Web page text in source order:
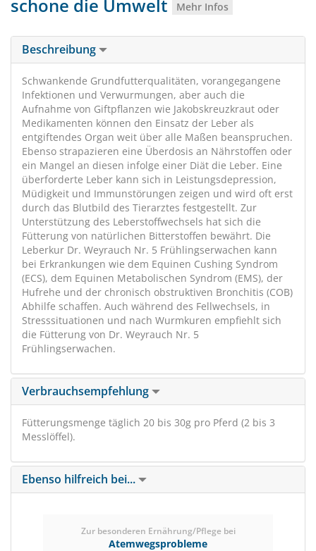
schone die Umwelt Mehr Infos
Beschreibung
Schwankende Grundfutterqualitäten, vorangegangene
Infektionen und Verwurmungen, aber auch die
Aufnahme von Giftpflanzen wie Jakobskreuzkraut oder
Medikamenten können den Einsatz der Leber als
entgiftendes Organ weit über alle Maßen beanspruchen.
Ebenso strapazieren eine Überdosis an Nährstoffen oder
ein Mangel an diesen infolge einer Diät die Leber. Eine
überforderte Leber kann sich in Leistungsdepression,
Müdigkeit und Immunstörungen zeigen und wird oft erst
durch das Blutbild des Tierarztes festgestellt. Zur
Unterstützung des Leberstoffwechsels hat sich die
Fütterung von natürlichen Bitterstoffen bewährt. Die
Leberkur Dr. Weyrauch Nr. 5 Frühlingserwachen kann
bei Erkrankungen wie dem Equinen Cushing Syndrom
(ECS), dem Equinen Metabolischen Syndrom (EMS), der
Hufrehe und der chronisch obstruktiven Bronchitis (COB)
Abhilfe schaffen. Auch während des Fellwechsels, in
Stresssituationen und nach Wurmkuren empfiehlt sich
die Fütterung von Dr. Weyrauch Nr. 5
Frühlingserwachen.
Verbrauchsempfehlung
Fütterungsmenge täglich 20 bis 30g pro Pferd (2 bis 3
Messlöffel).
Ebenso hilfreich bei...
Zur besonderen Ernährung/Pflege bei
Atemwegsprobleme